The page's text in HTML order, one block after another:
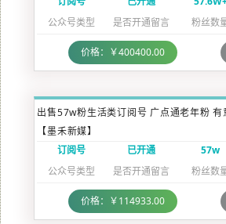
公众号类型
是否开通留言
粉丝数
价格：￥400400.00
出售57w粉生活类订阅号 广点通老年粉
【墨禾新媒】
订阅号
公众号类型
已开通
是否开通留言
57w
粉丝数
价格：￥114933.00